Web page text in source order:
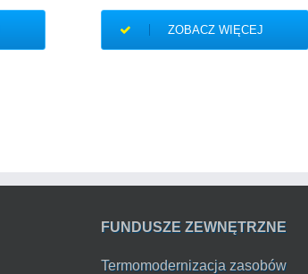
ZOBACZ WIĘCEJ
FUNDUSZE ZEWNĘTRZNE
Termomodernizacja zasobów